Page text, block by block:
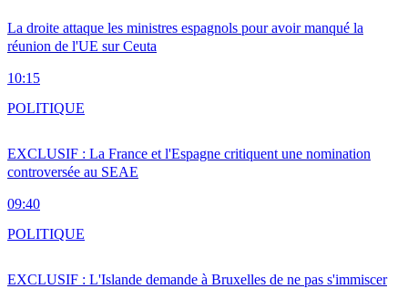
La droite attaque les ministres espagnols pour avoir manqué la
réunion de l'UE sur Ceuta
10:15
EXCLUSIF : La France et l'Espagne critiquent une nomination
controversée au SEAE
09:40
POLITIQUE
EXCLUSIF : L'Islande demande à Bruxelles de ne pas s'immiscer
POLITIQUE